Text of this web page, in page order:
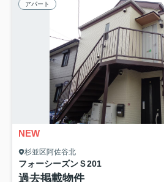
アパート
NEW
杉並区阿佐谷北
フォーシーズンＳ201
過去掲載物件